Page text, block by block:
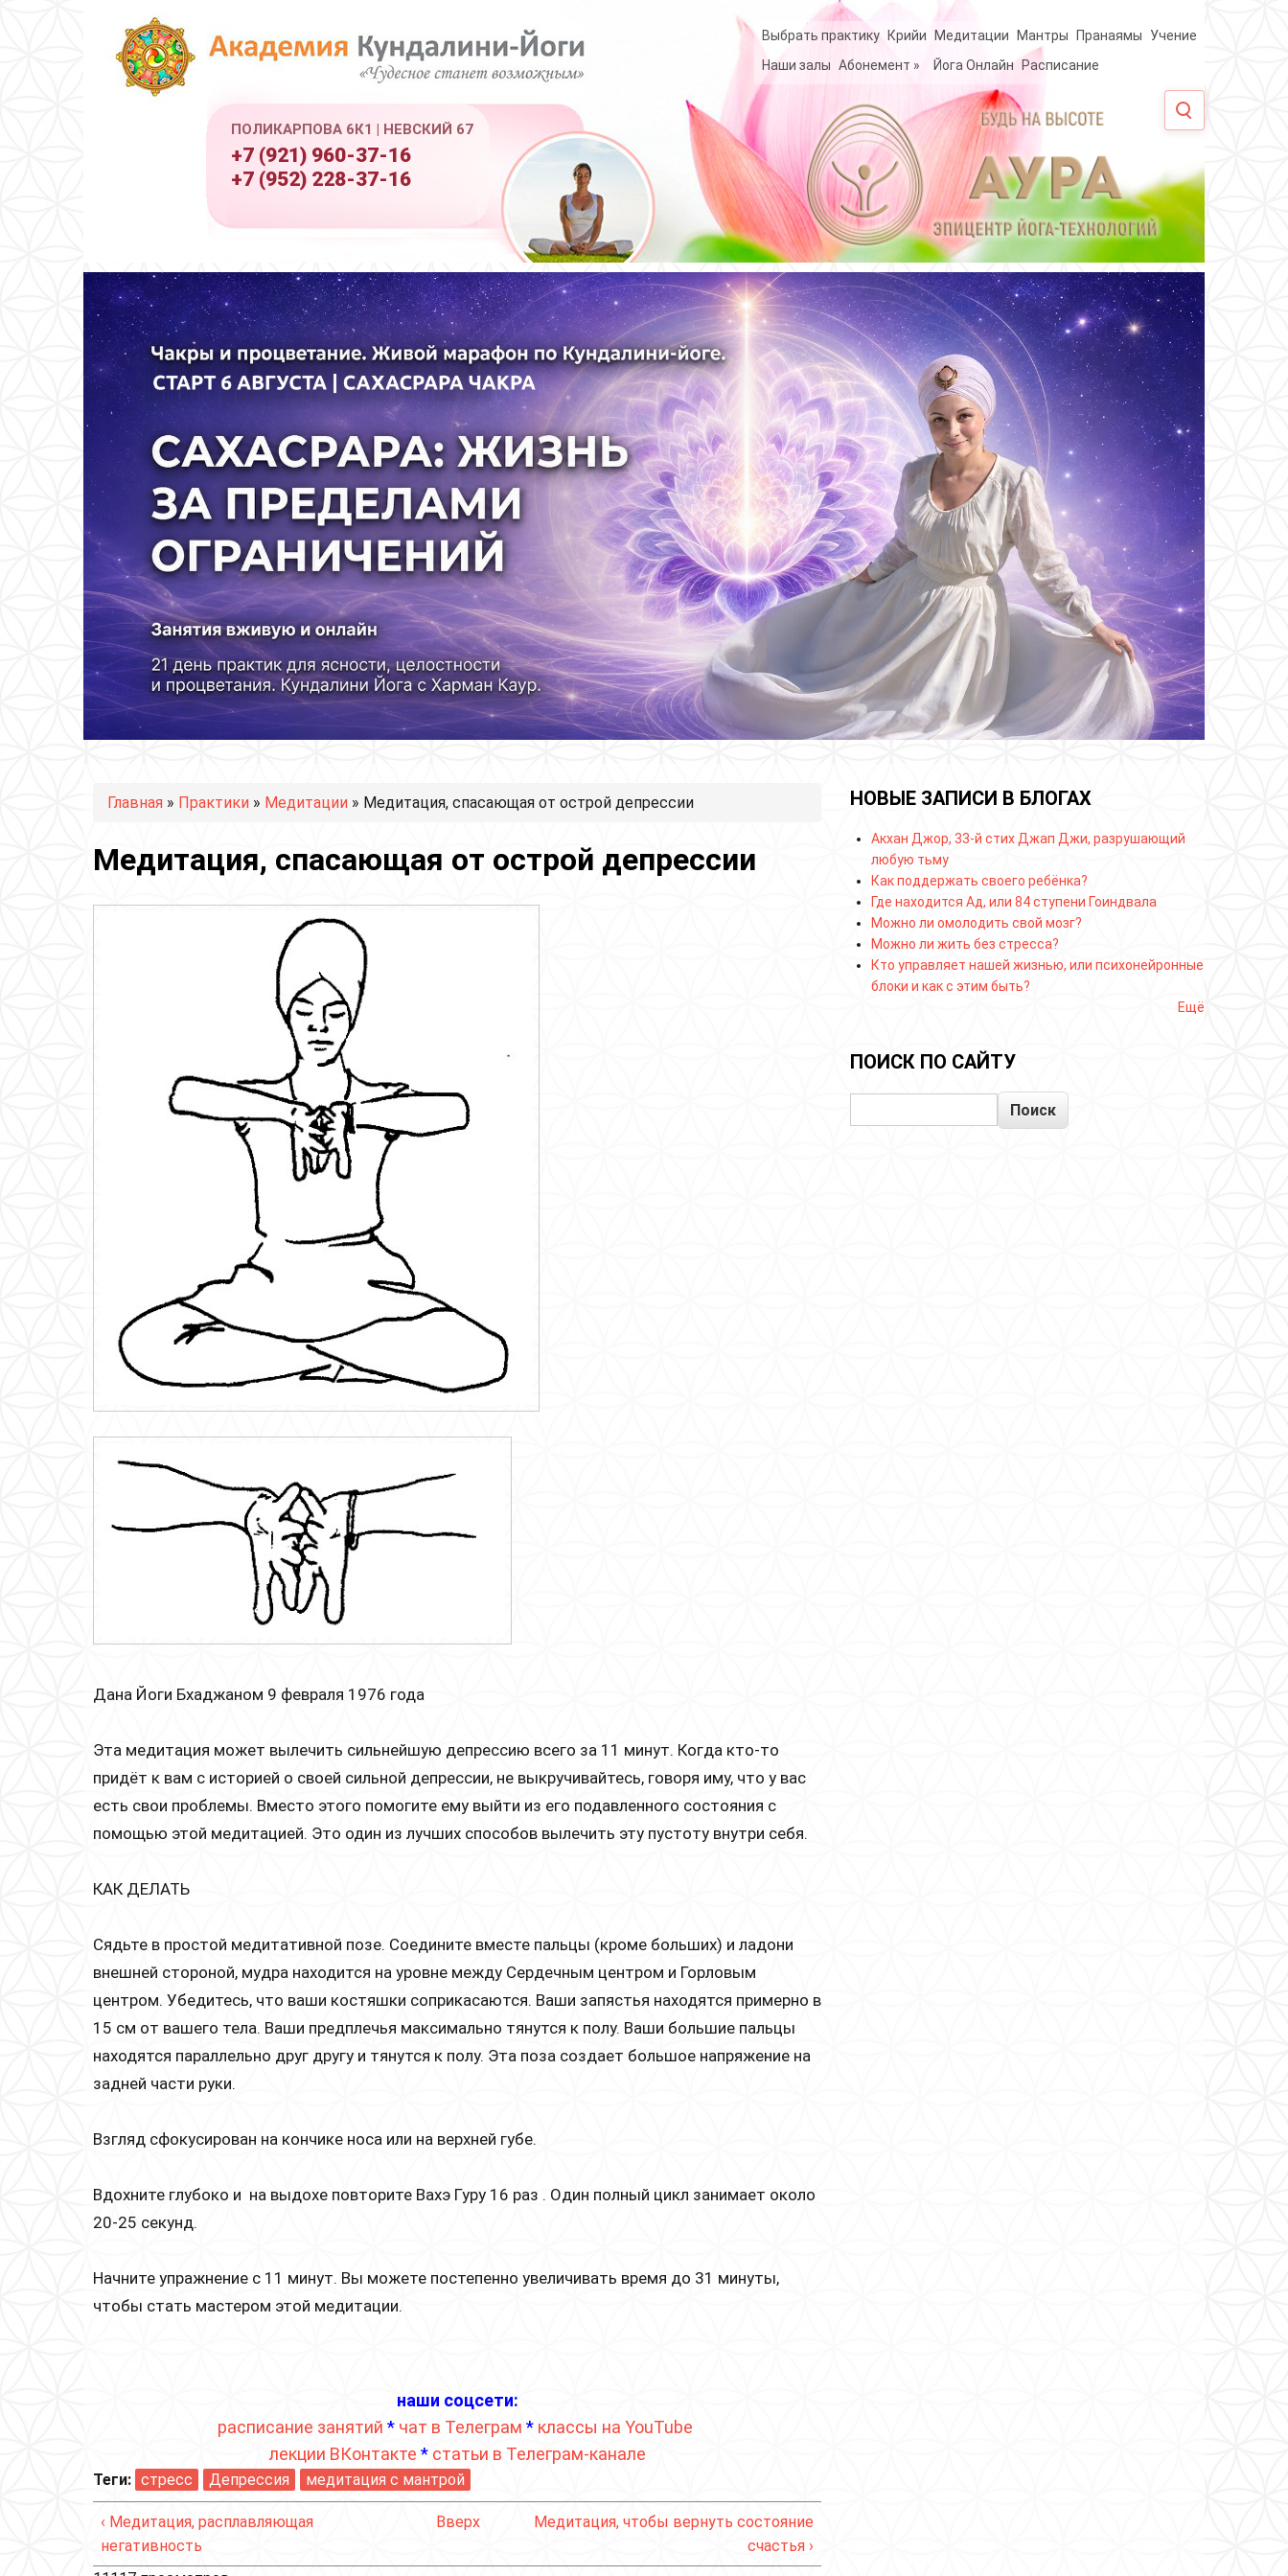
ПОЛИКАРПОВА 6К1 | НЕВСКИЙ 67
+7 (921) 960-37-16
+7 (952) 228-37-16
Выбрать практику Крийи Медитации Мантры Пранаямы
Учение
Наши залы Абонемент » Йога Онлайн Расписание
Вы здесь
Главная » Практики » Медитации » Медитация, спасающая от острой депрессии
Медитация, спасающая от острой депрессии
Дана Йоги Бхаджаном 9 февраля 1976 года
Эта медитация может вылечить сильнейшую депрессию всего за 11 минут. Когда кто-то
придёт к вам с историей о своей сильной депрессии, не выкручивайтесь, говоря иму, что у вас
есть свои проблемы. Вместо этого помогите ему выйти из его подавленного состояния с
помощью этой медитацией. Это один из лучших способов вылечить эту пустоту внутри себя.
КАК ДЕЛАТЬ
Сядьте в простой медитативной позе. Соедините вместе пальцы (кроме больших) и ладони
внешней стороной, мудра находится на уровне между Сердечным центром и Горловым
центром. Убедитесь, что ваши костяшки соприкасаются. Ваши запястья находятся примерно в
15 см от вашего тела. Ваши предплечья максимально тянутся к полу. Ваши большие пальцы
находятся параллельно друг другу и тянутся к полу. Эта поза создает большое напряжение на
задней части руки.
Взгляд сфокусирован на кончике носа или на верхней губе.
Вдохните глубоко и на выдохе повторите Вахэ Гуру 16 раз . Один полный цикл занимает около
20-25 секунд.
Начните упражнение с 11 минут. Вы можете постепенно увеличивать время до 31 минуты,
чтобы стать мастером этой медитации.
наши соцсети:
расписание занятий * чат в Телеграм * классы на YouTube
лекции ВКонтакте * статьи в Телеграм-канале
Теги: стресс Депрессия медитация с мантрой
‹ Медитация, расплавляющая
негативность
Вверх
Медитация, чтобы вернуть состояние
счастья ›
НОВЫЕ ЗАПИСИ В БЛОГАХ
Акхан Джор, 33-й стих Джап Джи, разрушающий
любую тьму
Как поддержать своего ребёнка?
Где находится Ад, или 84 ступени Гоиндвала
Можно ли омолодить свой мозг?
Можно ли жить без стресса?
Кто управляет нашей жизнью, или психонейронные
блоки и как с этим быть?
Ещё
ПОИСК ПО САЙТУ